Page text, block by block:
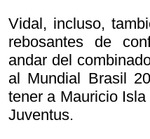
Vidal, incluso,
rebosantes de
andar del
al Mundial Brasil
tener a Mauricio
Juventus.